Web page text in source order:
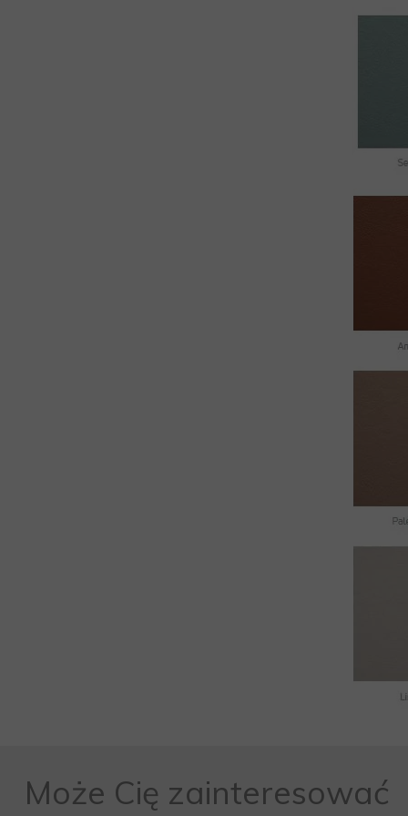
Może Cię zainteresować